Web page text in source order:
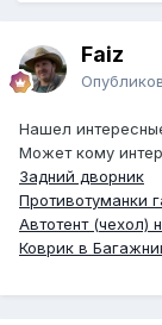
Faiz
Нашел
Может кому
Задний дворник
Противотуманки
Автотент (чехол)
Коврик в